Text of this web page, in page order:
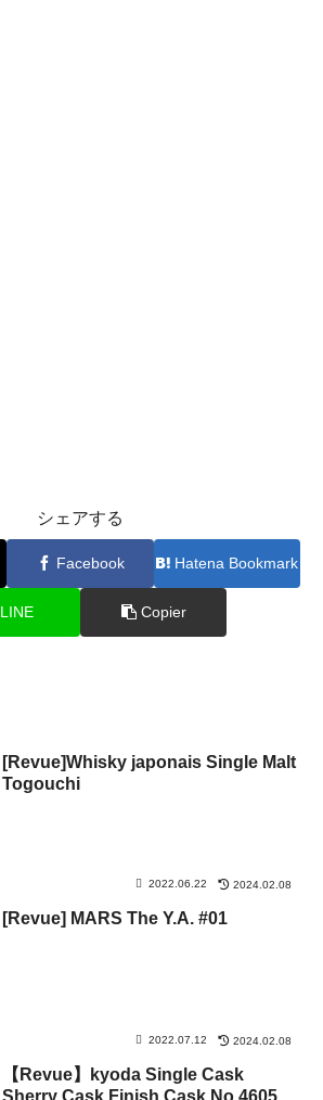
シェアする
Facebook Hatena Bookmark
LINE Copier
[Revue]Whisky japonais Single Malt
Togouchi
2022.06.22 2024.02.08
[Revue] MARS The Y.A. #01
2022.07.12 2024.02.08
【Revue】kyoda Single Cask
Sherry Cask Finish Cask No.4605